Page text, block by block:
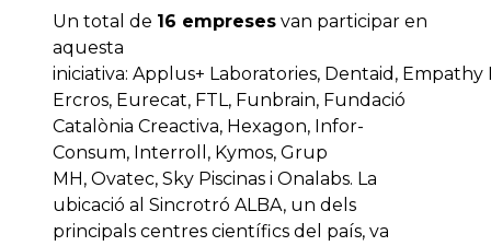
Un total de 16 empreses van participar en
aquesta
iniciativa: Applus+ Laboratories, Dentaid, Empathy
Ercros, Eurecat, FTL, Funbrain, Fundació
Catalònia Creactiva, Hexagon, Infor-
Consum, Interroll, Kymos, Grup
MH, Ovatec, Sky Piscinas i Onalabs. La
ubicació al Sincrotró ALBA, un dels
principals centres científics del país, va